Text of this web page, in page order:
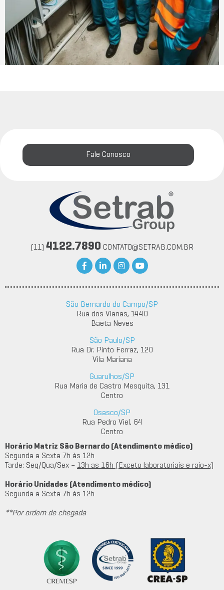
(11) 4122.7890 CONTATO@SETRAB.COM.BR
São Bernardo do Campo/SP
Rua dos Vianas, 1440
Baeta Neves
São Paulo/SP
Rua Dr. Pinto Ferraz, 120
Vila Mariana
Guarulhos/SP
Rua Maria de Castro Mesquita, 131
Centro
Osasco/SP
Rua Pedro Viel, 64
Centro
Horário Matriz São Bernardo (Atendimento médico)
Segunda a Sexta 7h às 12h
Tarde: Seg/Qua/Sex – 13h as 16h (Exceto laboratoriais e raio-x)
Horário Unidades (Atendimento médico)
Segunda a Sexta 7h às 12h
**Por ordem de chegada
Fale Conosco